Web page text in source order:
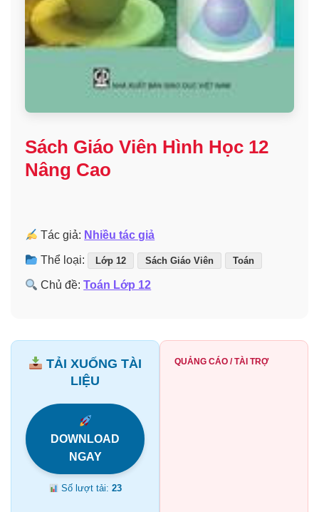
Sách Giáo Viên Hình Học 12
Nâng Cao
Tác giả: Nhiều tác giả
Thể loại: Lớp 12 Sách Giáo Viên Toán
Chủ đề:Toán Lớp 12
TẢI XUỐNG TÀI
LIỆU
DOWNLOAD
NGAY
Số lượt tải:23
QUẢNG CÁO / TÀI TRỢ